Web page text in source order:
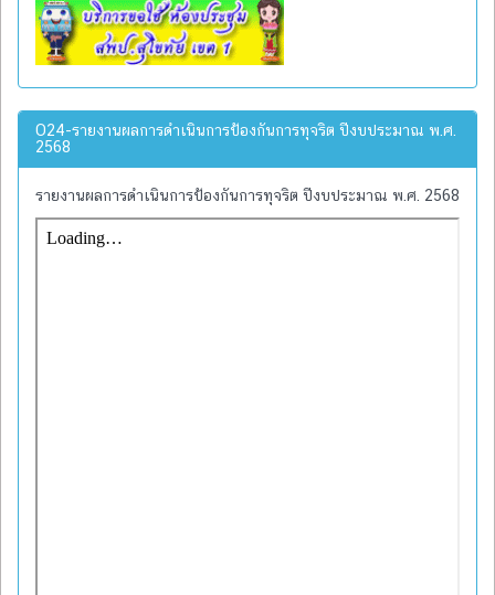
O24-รายงานผลการดำเนินการป้องกันการทุจริต ปีงบประมาณ พ.ศ.
2568
รายงานผลการดำเนินการป้องกันการทุจริต ปีงบประมาณ พ.ศ. 2568